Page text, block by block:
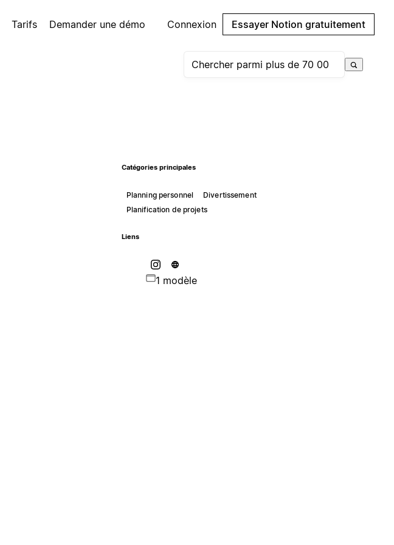
Tarifs Demander une démo Connexion Essayer Notion gratuitement
Catégories principales
Planning personnel
Divertissement
Planification de projets
Liens
1 modèle